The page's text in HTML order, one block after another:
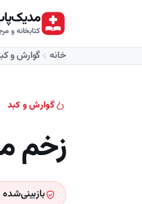
کتابخانه و
خانه گوارش و
گوارش و کبد
زخم